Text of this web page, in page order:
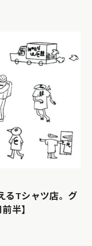
るTシャツ店。グ
半】